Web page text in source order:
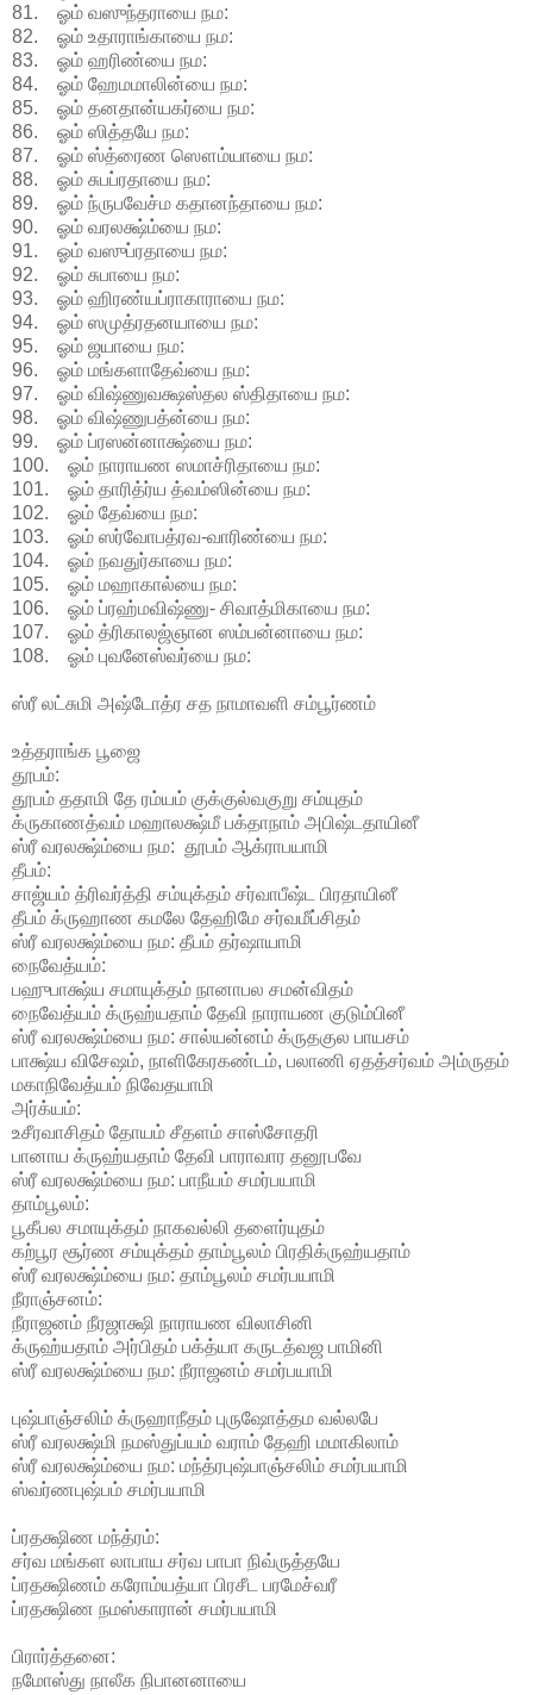
81. ஓம் வஸுந்தராயை நம:
82. ஓம் உதாராங்காயை நம:
83. ஓம் ஹரிண்யை நம:
84. ஓம் ஹேமமாலின்யை நம:
85. ஓம் தனதான்யகர்யை நம:
86. ஓம் ஸித்தயே நம:
87. ஓம் ஸ்த்ரைண ஸௌம்யாயை நம:
88. ஓம் சுபப்ரதாயை நம:
89. ஓம் ந்ருபவேச்ம கதானந்தாயை நம:
90. ஓம் வரலக்ஷ்ம்யை நம:
91. ஓம் வஸுப்ரதாயை நம:
92. ஓம் சுபாயை நம:
93. ஓம் ஹிரண்யப்ராகாராயை நம:
94. ஓம் ஸமுத்ரதனயாயை நம:
95. ஓம் ஜயாயை நம:
96. ஓம் மங்களாதேவ்யை நம:
97. ஓம் விஷ்ணுவக்ஷஸ்தல ஸ்திதாயை நம:
98. ஓம் விஷ்ணுபத்ன்யை நம:
99. ஓம் ப்ரஸன்னாக்ஷ்யை நம:
100. ஓம் நாராயண ஸமாச்ரிதாயை நம:
101. ஓம் தாரித்ர்ய த்வம்ஸின்யை நம:
102. ஓம் தேவ்யை நம:
103. ஓம் ஸர்வோபத்ரவ-வாரிண்யை நம:
104. ஓம் நவதுர்காயை நம:
105. ஓம் மஹாகால்யை நம:
106. ஓம் ப்ரஹ்மவிஷ்ணு- சிவாத்மிகாயை நம:
107. ஓம் த்ரிகாலஜ்ஞான ஸம்பன்னாயை நம:
108. ஓம் புவனேஸ்வர்யை நம:
ஸ்ரீ லட்சுமி அஷ்டோத்ர சத நாமாவளி சம்பூர்ணம்
உத்தராங்க பூஜை
தூபம்:
தூபம் ததாமி தே ரம்யம் குக்குல்வகுறு சம்யுதம்
க்ருகாணத்வம் மஹாலக்ஷ்மீ பக்தாநாம் அபிஷ்டதாயினீ
ஸ்ரீ வரலக்ஷ்ம்யை நம: தூபம் ஆக்ராபயாமி
தீபம்:
சாஜ்யம் த்ரிவர்த்தி சம்யுக்தம் சர்வாபீஷ்ட பிரதாயினீ
தீபம் க்ருஹாண கமலே தேஹிமே சர்வமீப்சிதம்
ஸ்ரீ வரலக்ஷ்ம்யை நம: தீபம் தர்ஷாயாமி
நைவேத்யம்:
பஹுபாக்ஷ்ய சமாயுக்தம் நானாபல சமன்விதம்
நைவேத்யம் க்ருஹ்யதாம் தேவி நாராயண குடும்பினீ
ஸ்ரீ வரலக்ஷ்ம்யை நம: சால்யன்னம் க்ருதகுல பாயசம்
பாக்ஷ்ய விசேஷம், நாளிகேரகண்டம், பலாணி ஏதத்சர்வம் அம்ருதம்
மகாநிவேத்யம் நிவேதயாமி
அர்க்யம்:
உசீரவாசிதம் தோயம் சீதளம் சாஸ்சோதரி
பானாய க்ருஹ்யதாம் தேவி பாராவார தனூபவே
ஸ்ரீ வரலக்ஷ்ம்யை நம: பாநீயம் சமர்பயாமி
தாம்பூலம்:
பூகீபல சமாயுக்தம் நாகவல்லி தளைர்யுதம்
கற்பூர சூர்ண சம்யுக்தம் தாம்பூலம் பிரதிக்ருஹ்யதாம்
ஸ்ரீ வரலக்ஷ்ம்யை நம: தாம்பூலம் சமர்பயாமி
நீராஞ்சனம்:
நீராஜனம் நீரஜாக்ஷி நாராயண விலாசினி
க்ருஹ்யதாம் அர்பிதம் பக்த்யா கருடத்வஜ பாமினி
ஸ்ரீ வரலக்ஷ்ம்யை நம: நீராஜனம் சமர்பயாமி
புஷ்பாஞ்சலிம் க்ருஹாநீதம் புருஷோத்தம வல்லபே
ஸ்ரீ வரலக்ஷ்மி நமஸ்துப்யம் வராம் தேஹி மமாகிலாம்
ஸ்ரீ வரலக்ஷ்ம்யை நம: மந்த்ரபுஷ்பாஞ்சலிம் சமர்பயாமி
ஸ்வர்ணபுஷ்பம் சமர்பயாமி
ப்ரதக்ஷிண மந்த்ரம்:
சர்வ மங்கள லாபாய சர்வ பாபா நிவ்ருத்தயே
ப்ரதக்ஷிணம் கரோம்யத்யா பிரசீட பரமேச்வரீ
ப்ரதக்ஷிண நமஸ்காரான் சமர்பயாமி
பிரார்த்தனை:
நமோஸ்து நாலீக நிபானனாயை